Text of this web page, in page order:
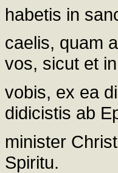
habetis in
caelis, quam
vos, sicut et
vobis, ex ea
didicistis ab
minister
Spiritu.